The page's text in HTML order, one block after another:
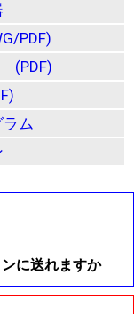
PDF)
(PDF)
ム
に送れますか